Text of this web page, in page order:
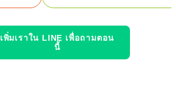
เพิ่มเราใน LINE เพื่อถามตอน
นี้